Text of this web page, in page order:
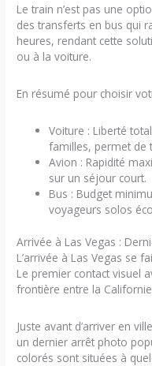
Le train n’est pas une
des transferts en bus qui
heures, rendant cette
ou à la voiture.
En résumé pour choisir
Voiture : Liberté
familles, permet de
Avion : Rapidité
sur un séjour court.
Bus : Budget
voyageurs solos
Arrivée à Las Vegas :
L’arrivée à Las Vegas se
Le premier contact visuel
frontière entre la
Juste avant d’arriver en
un dernier arrêt photo
colorés sont situées à